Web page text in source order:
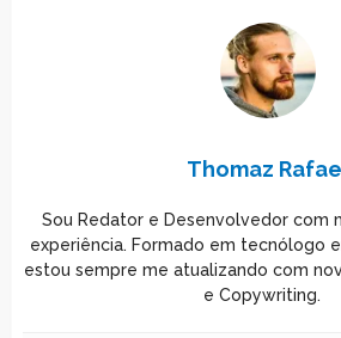
Thomaz
Sou Redator e Desenvolvedor com
experiência. Formado em tecnólogo
estou sempre me atualizando com
e Copywriting.